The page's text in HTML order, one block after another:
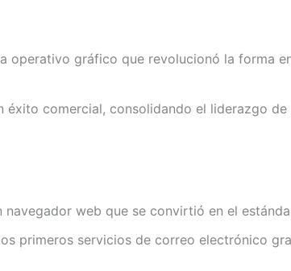
operativo gráfico que revolucionó la forma
éxito comercial, consolidando el liderazgo
web que se convirtió en el
primeros servicios de correo electrónico